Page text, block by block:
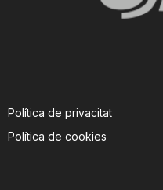
Política de privacitat
Política de cookies